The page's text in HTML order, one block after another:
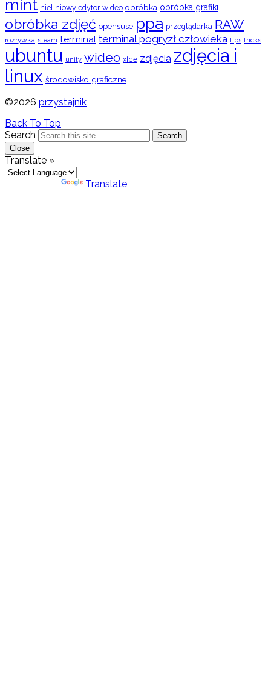
mint nieliniowy edytor wideo obróbka obróbka grafiki
obróbka zdjęć opensuse ppa przeglądarka RAW
rozrywka steam terminal terminal pogryzł człowieka tips tricks
ubuntu unity wideo xfce zdjęcia zdjęcia i
linux środowisko graficzne
©2026 przystajnik
Back To Top
Search
Search
Close
Translate »
Translate